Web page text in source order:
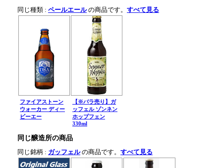
同じ種類 : ペールエールの商品です。 すべて見る
ファイアストーン
ウォーカー ディー
ビーエー
【※バラ売り】ガ
ッフェル ゾンネン
ホップフェン
330ml
同じ醸造所の商品
同じ銘柄 : ガッフェルの商品です。 すべて見る